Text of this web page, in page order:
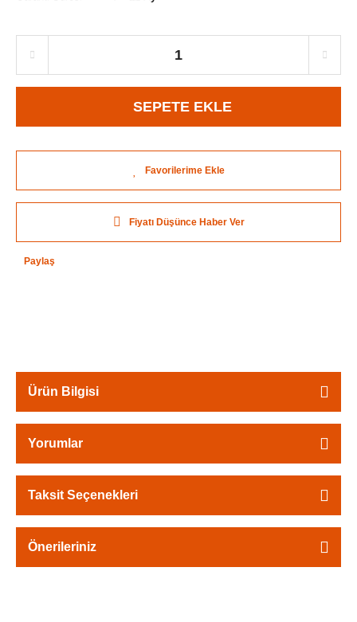
SEPETE EKLE
Fiyatı Düşünce Haber Ver
Paylaş
Ürün Bilgisi
Yorumlar
Taksit Seçenekleri
Önerileriniz